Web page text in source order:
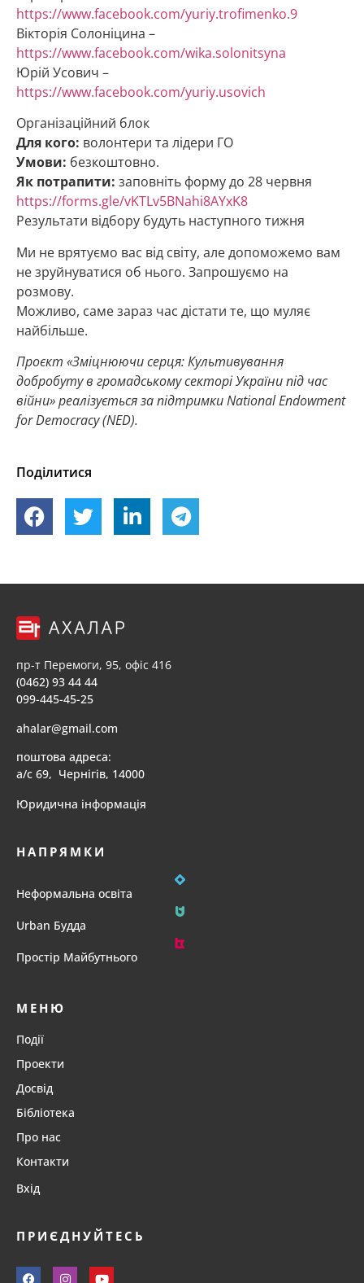
https://www.facebook.com/yuriy.trofimenko.9
Вікторія Солоніцина –
https://www.facebook.com/wika.solonitsyna
Юрій Усович –
https://www.facebook.com/yuriy.usovich
Організаційний блок
Для кого: волонтери та лідери ГО
Умови: безкоштовно.
Як потрапити: заповніть форму до 28 червня
https://forms.gle/vKTLv5BNahi8AYxK8
Результати відбору будуть наступного тижня
Ми не врятуємо вас від світу, але допоможемо вам
не зруйнуватися об нього. Запрошуємо на
розмову.
Можливо, саме зараз час дістати те, що муляє
найбільше.
Проєкт «Зміцнюючи серця: Культивування
добробуту в громадському секторі України під час
війни» реалізується за підтримки National Endowment
for Democracy (NED).
Поділитися
пр-т Перемоги, 95, офіс 416
(0462) 93 44 44
099-445-45-25
ahalar@gmail.com
поштова адреса:
а/с 69, Чернігів, 14000
Юридична інформація
НАПРЯМКИ
Неформальна освіта
Urban Будда
Простір Майбутнього
МЕНЮ
Події
Проекти
Досвід
Бібліотека
Про нас
Контакти
Вхід
ПРИЄДНУЙТЕСЬ